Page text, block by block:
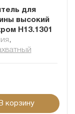
для
высокий
H13.1301
,
В корзину